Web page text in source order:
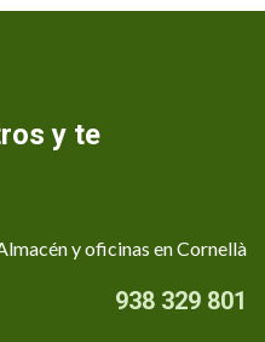
y te
y oficinas en Cornellà
938 329 801